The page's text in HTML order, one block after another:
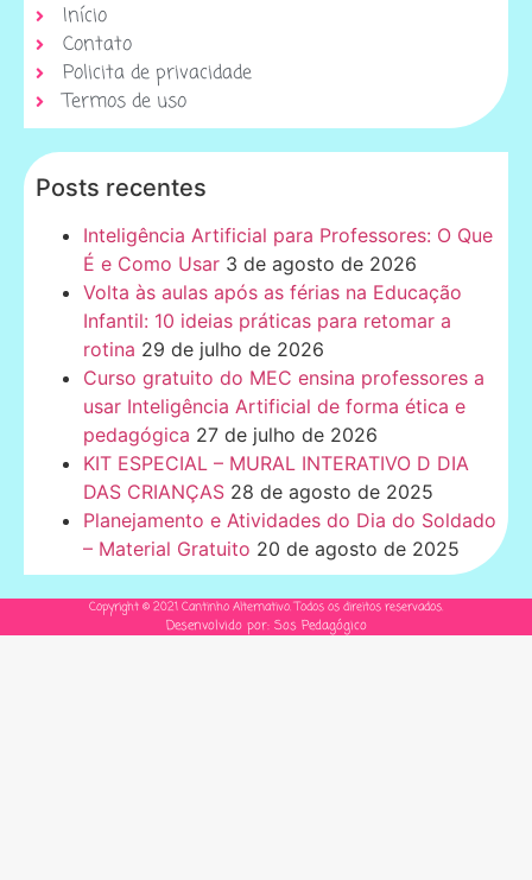
Início
Contato
Policita de privacidade
Termos de uso
Posts recentes
Inteligência Artificial para Professores: O Que
É e Como Usar 3 de agosto de 2026
Volta às aulas após as férias na Educação
Infantil: 10 ideias práticas para retomar a
rotina 29 de julho de 2026
Curso gratuito do MEC ensina professores a
usar Inteligência Artificial de forma ética e
pedagógica 27 de julho de 2026
KIT ESPECIAL – MURAL INTERATIVO D DIA
DAS CRIANÇAS 28 de agosto de 2025
Planejamento e Atividades do Dia do Soldado
– Material Gratuito 20 de agosto de 2025
Copyright © 2021 Cantinho Alternativo. Todos os direitos reservados.
Desenvolvido por: Sos Pedagógico